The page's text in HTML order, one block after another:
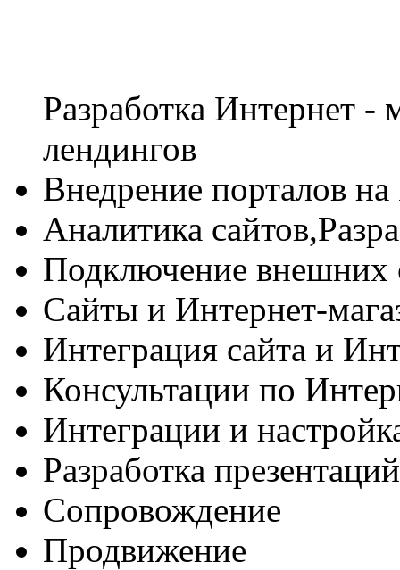
Разработка Интернет -
лендингов
Внедрение порталов
Аналитика
Подключение внешних
Сайты и Интернет-
Интеграция сайта и
Консультации по
Интеграции и
Разработка презентаций
Сопровождение
Продвижение